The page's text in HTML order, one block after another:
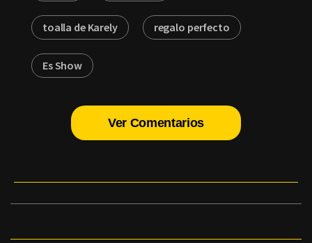
toalla de Karely regalo perfecto
Es Show
Ver Comentarios